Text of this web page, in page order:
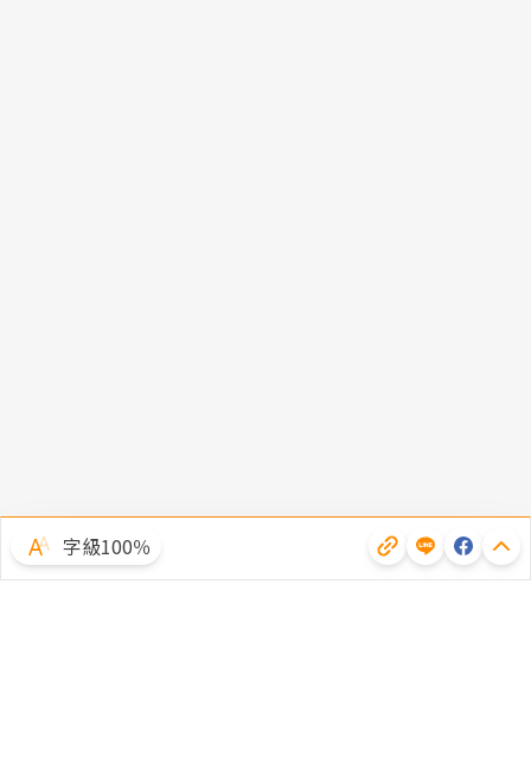
字級100％